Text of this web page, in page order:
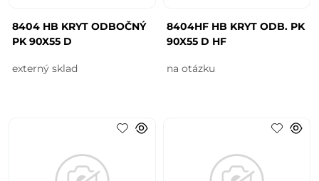
8404 HB KRYT ODBOČNÝ
PK 90X55 D
externý sklad
8404HF HB KRYT ODB. PK
90X55 D HF
na otázku